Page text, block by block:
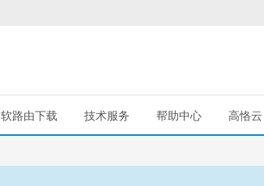
软路由下载 技术服务 帮助中心 高恪云